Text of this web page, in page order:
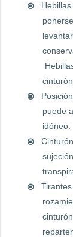
puede
idóneo.